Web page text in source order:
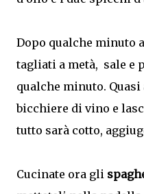
Dopo qualche minuto
tagliati a metà, sale e
qualche minuto.
bicchiere di vino e
tutto sarà cotto,
Cucinate ora gli